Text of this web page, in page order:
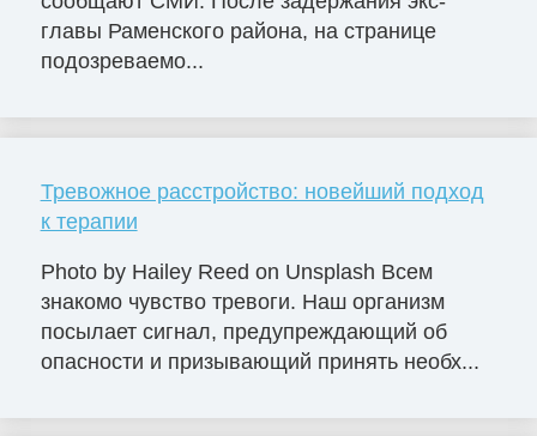
главы Раменского района, на странице
подозреваемо...
Тревожное расстройство: новейший подход
к терапии
Photo by Hailey Reed on Unsplash Всем
знакомо чувство тревоги. Наш организм
посылает сигнал, предупреждающий об
опасности и призывающий принять необх...